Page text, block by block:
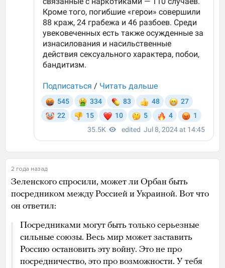
2 года назад
Зеленского спросили, может ли Орбан быть
посредником между Россией и Украиной. Вот что
он ответил:
Посредниками могут быть только серьезные
сильные союзы. Весь мир может заставить
Россию остановить эту войну. Это не про
посредничество, это про возможности. У тебя